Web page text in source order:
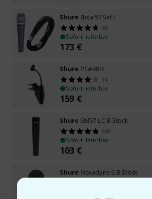
Shure Beta 57 Set I
35
Sofort lieferbar
173 €
Shure PGA98D
14
Sofort lieferbar
159 €
Shure SM57 LC B-Stock
249
Sofort lieferbar
103 €
Shure Nexadyne 6 B-Stock